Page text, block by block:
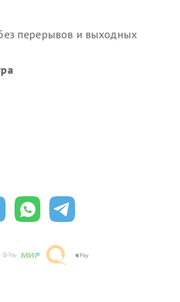
перерывов и выходных